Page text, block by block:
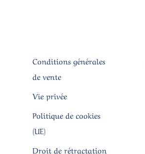
Conditions générales
de vente
Vie privée
Politique de cookies
(UE)
Droit de rétractation